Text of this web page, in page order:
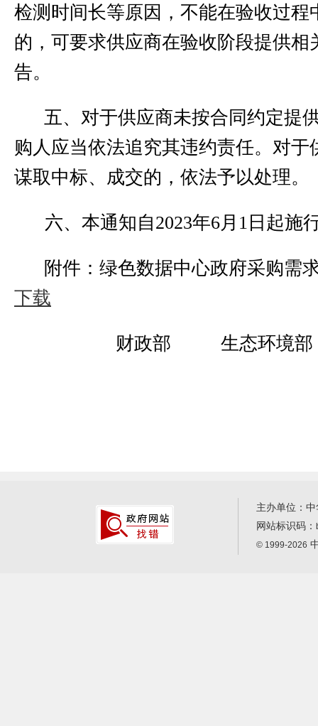
检测时间长等原因，不能在验收过程
的，可要求供应商在验收阶段提供相
告。
五、对于供应商未按合同约定提
购人应当依法追究其违约责任。对于
谋取中标、成交的，依法予以处理。
六、本通知自2023年6月 1 日起施
附件：绿色数据中心政府采购需
下载
财政部 生态环境部
主办单位：
网站标识码：
© 1999-2026